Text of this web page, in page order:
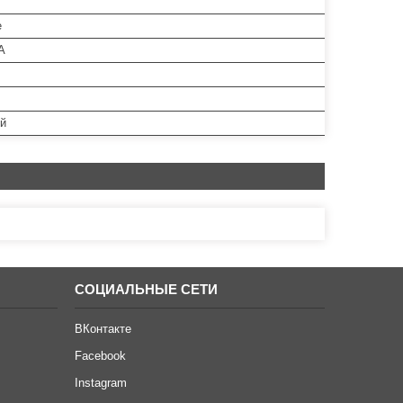
СОЦИАЛЬНЫЕ СЕТИ
ВКонтакте
Facebook
Instagram